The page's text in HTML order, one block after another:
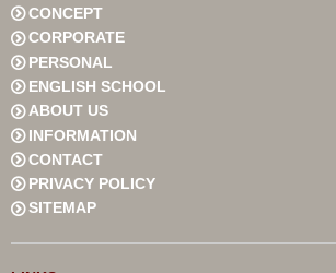
CONCEPT
CORPORATE
PERSONAL
ENGLISH SCHOOL
ABOUT US
INFORMATION
CONTACT
PRIVACY POLICY
SITEMAP